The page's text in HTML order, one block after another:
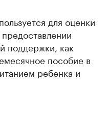
для оценки
поддержки, как
пособие в
ребенка и